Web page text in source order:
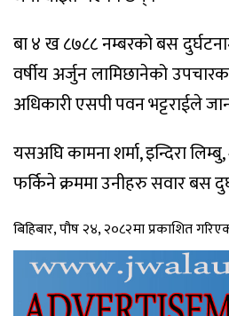
बा ४ ख ८७८८ नम्बरको बस
वर्षीय अर्जुन लामिछानेको
अधिकारी एसपी पवन भट्टराईले
यसअघि कामना शर्मा, इन्दिरा
फर्किने क्रममा उनीहरु सवार बस
बिहिबार, पौष २४, २०८२मा प्रकाशित